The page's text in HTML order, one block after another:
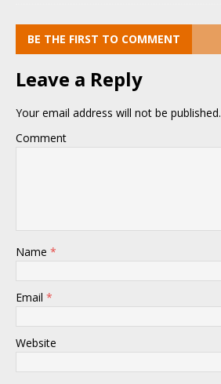
BE THE FIRST TO COMMENT
Leave a Reply
Your email address will not be published.
Comment
Name *
Email *
Website